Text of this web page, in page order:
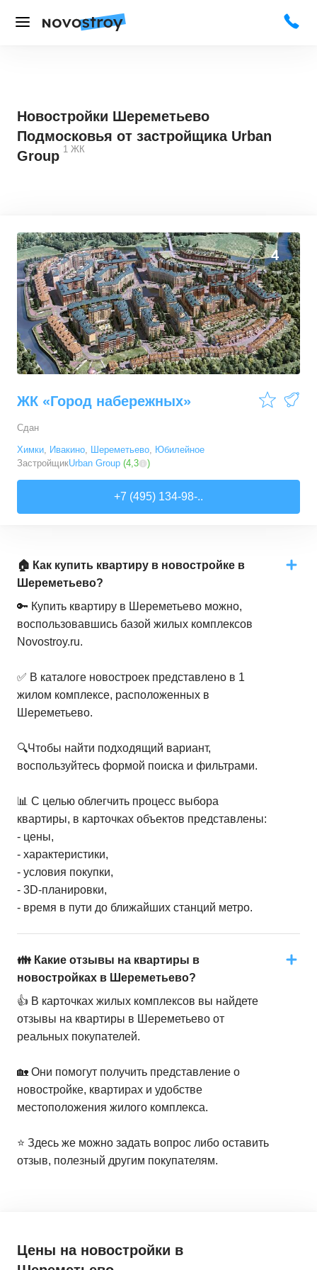
Новостройки Шереметьево
Подмосковья от застройщика Urban
Group 1 ЖК
4
ЖК «Город набережных»
Сдан
Химки, Ивакино, Шереметьево, Юбилейное
ЗастройщикUrban Group (4,3 )
+7 (495) 134-98-..
🏠 Как купить квартиру в новостройке в
Шереметьево?
🔑 Купить квартиру в Шереметьево можно,
воспользовавшись базой жилых комплексов
Novostroy.ru.
✅ В каталоге новостроек представлено в 1
жилом комплексе, расположенных в
Шереметьево.
🔍Чтобы найти подходящий вариант,
воспользуйтесь формой поиска и фильтрами.
📊 С целью облегчить процесс выбора
квартиры, в карточках объектов представлены:
- цены,
- характеристики,
- условия покупки,
- 3D-планировки,
- время в пути до ближайших станций метро.
👪 Какие отзывы на квартиры в
новостройках в Шереметьево?
👍 В карточках жилых комплексов вы найдете
отзывы на квартиры в Шереметьево от
реальных покупателей.
🏡 Они помогут получить представление о
новостройке, квартирах и удобстве
местоположения жилого комплекса.
⭐️ Здесь же можно задать вопрос либо оставить
отзыв, полезный другим покупателям.
Цены на новостройки в